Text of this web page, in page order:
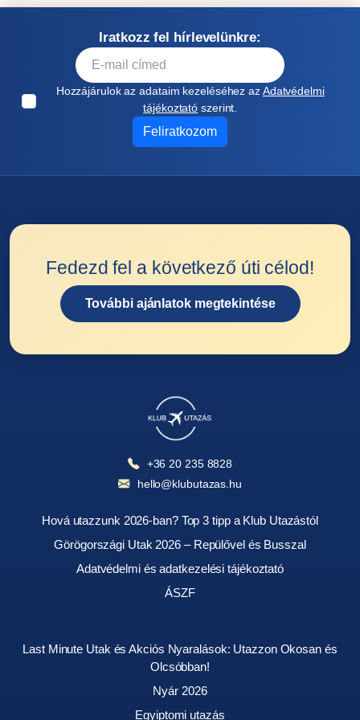
Iratkozz fel hírlevelünkre:
Hozzájárulok az adataim kezeléséhez azAdatvédelmi
tájékoztató szerint.
Feliratkozom
Fedezd fel a következő úti célod!
További ajánlatok megtekintése
+36 20 235 8828
hello@klubutazas.hu
Hová utazzunk 2026-ban? Top 3 tipp a Klub Utazástól
Görögországi Utak 2026 – Repülővel és Busszal
Adatvédelmi és adatkezelési tájékoztató
ÁSZF
Last Minute Utak és Akciós Nyaralások: Utazzon Okosan és
Olcsóbban!
Nyár 2026
Egyiptomi utazás